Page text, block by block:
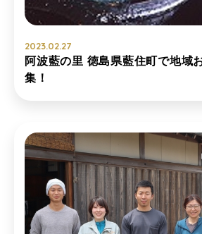
2023.02.27
阿波藍の里 徳島県藍住町で地域
集！